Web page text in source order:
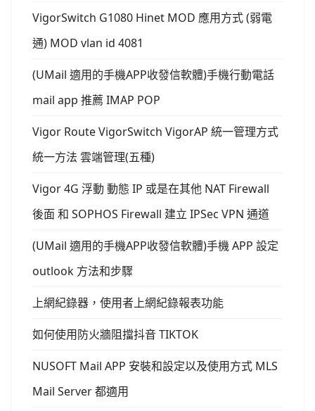
VigorSwitch G1080 Hinet MOD 應用方式 (弱電
通) MOD vlan id 4081
(UMail 適用的手機APP收發信軟體)手機行動電話
mail app 推薦 IMAP POP
Vigor Route VigorSwitch VigorAP 統一管理方式
統一方法 雲端管理(五種)
Vigor 4G 浮動 動態 IP 或是在其他 NAT Firewall
後面 和 SOPHOS Firewall 建立 IPSec VPN 通道
(UMail 適用的手機APP收發信軟體)手機 APP 設定
outlook 方法和步驟
上網紀錄器，使用者上網紀錄報表功能
如何使用防火牆阻擋抖音 TIKTOK
NUSOFT Mail APP 安裝和設定以及使用方式 MLS
Mail Server 都適用